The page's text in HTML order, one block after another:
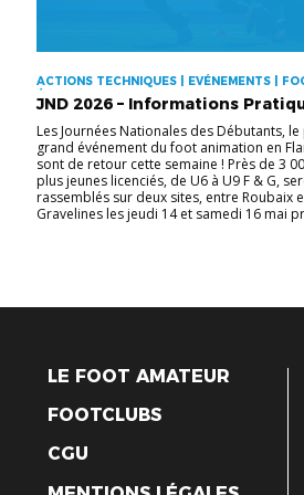
ACTIONS TECHNIQUES | EVÉNEMENTS |
ÉDUCATIF
JND 2026 – Informations
Les Journées Nationales des Débutants, le
grand événement du foot animation en
sont de retour cette semaine ! Près de 3
plus jeunes licenciés, de U6 à U9 F & G,
rassemblés sur deux sites, entre Roubaix
Gravelines les jeudi 14 et samedi 16 mai
LE FOOT AMATEUR
FOOTCLUBS
CGU